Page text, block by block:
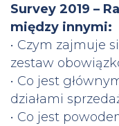
Survey 2019 –
między innymi:
• Czym zajmuje
zestaw
• Co jest
działami
• Co jest